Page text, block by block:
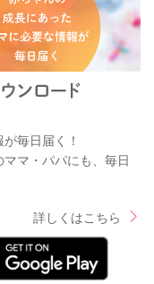
毎日届く！
マ・パパにも、毎日
詳しくはこちら